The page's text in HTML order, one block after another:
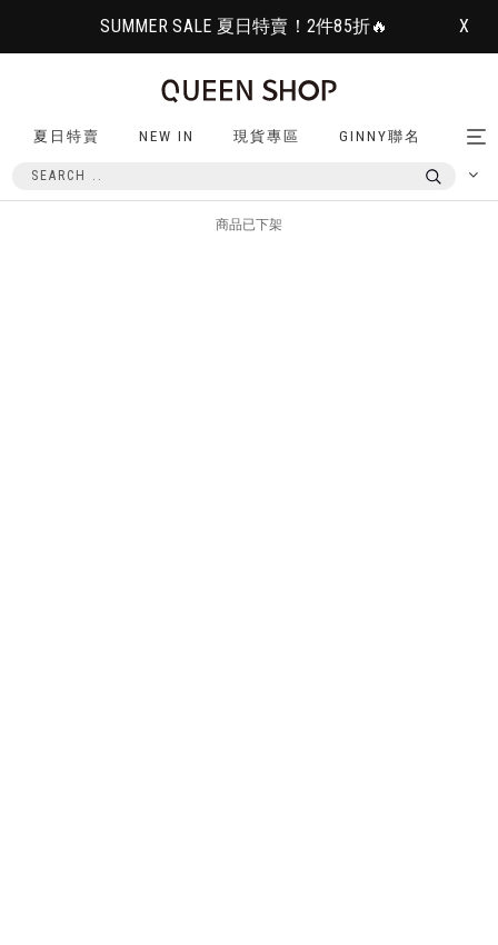
SUMMER SALE 夏日特賣！2件85折🔥 X
夏日特賣 NEW IN 現貨專區 GINNY聯名
商品已下架